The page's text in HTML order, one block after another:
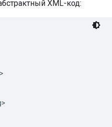
XML-код: